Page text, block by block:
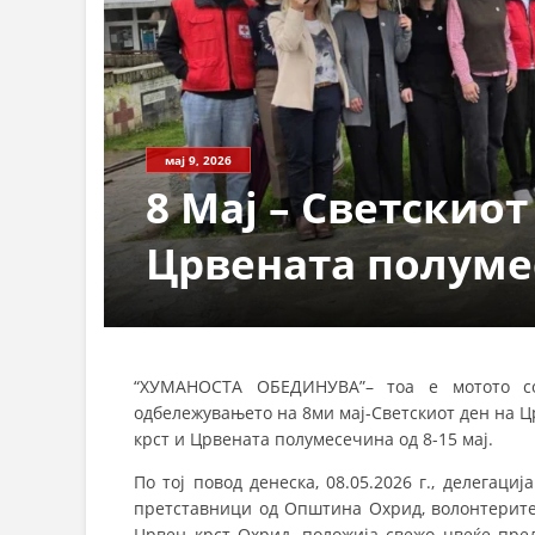
мај 9, 2026
8 Мај –
Црвената
“ХУМАНОСТА ОБЕДИНУВА”– тоа е мотото
одбележувањето на 8ми мај-Светскиот ден на
крст и Црвената полумесечина од 8-15 мај.
По тој повод денеска, 08.05.2026 г.,
претставници од Општина Охрид,